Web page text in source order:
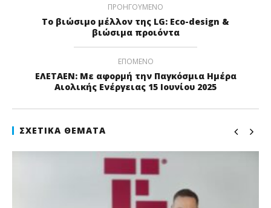
ΠΡΟΗΓΟΎΜΕΝΟ
Το βιώσιμο μέλλον της LG: Eco-design &
βιώσιμα προιόντα
ΕΠΌΜΕΝΟ
ΕΛΕΤΑΕΝ: Με αφορμή την Παγκόσμια Ημέρα
Αιολικής Ενέργειας 15 Ιουνίου 2025
ΣΧΕΤΙΚΆ ΘΈΜΑΤΑ